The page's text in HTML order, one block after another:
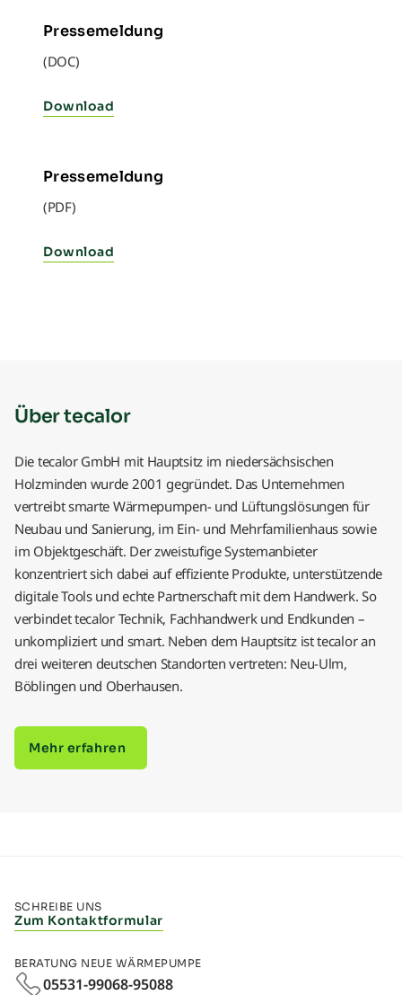
Pressemeldung
(DOC)
Download
Pressemeldung
(PDF)
Download
Über tecalor
Die tecalor GmbH mit Hauptsitz im niedersächsischen
Holzminden wurde 2001 gegründet. Das Unternehmen
vertreibt smarte Wärmepumpen- und Lüftungslösungen für
Neubau und Sanierung, im Ein- und Mehrfamilienhaus sowie
im Objektgeschäft. Der zweistufige Systemanbieter
konzentriert sich dabei auf effiziente Produkte, unterstützende
digitale Tools und echte Partnerschaft mit dem Handwerk. So
verbindet tecalor Technik, Fachhandwerk und Endkunden –
unkompliziert und smart. Neben dem Hauptsitz ist tecalor an
drei weiteren deutschen Standorten vertreten: Neu-Ulm,
Böblingen und Oberhausen.
Mehr erfahren
SCHREIBE UNS
Zum Kontaktformular
BERATUNG NEUE WÄRMEPUMPE
05531-99068-95088